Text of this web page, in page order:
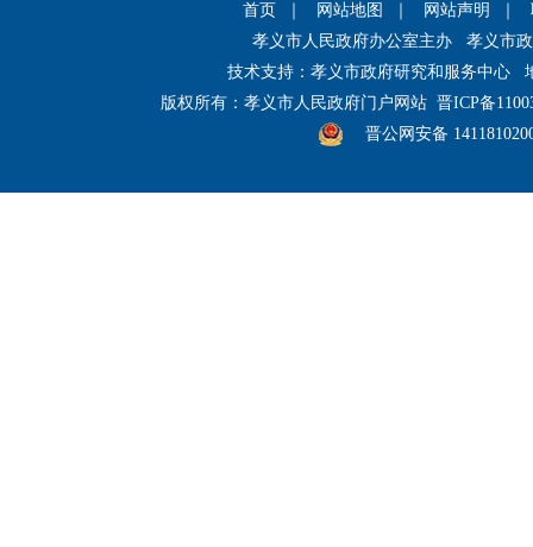
首页 网站地图 网站声明
孝义市人民政府办公室主办 孝义市
技术支持：孝义市政府研究和服务中心
版权所有：孝义市人民政府门户网站 晋ICP备
晋公网安备